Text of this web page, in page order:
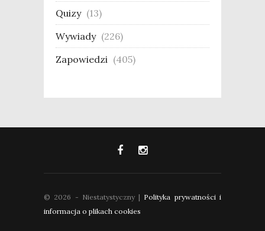
Quizy (13)
Wywiady (226)
Zapowiedzi (405)
© 2026 - Niestatystyczny | Polityka prywatności i
informacja o plikach cookies